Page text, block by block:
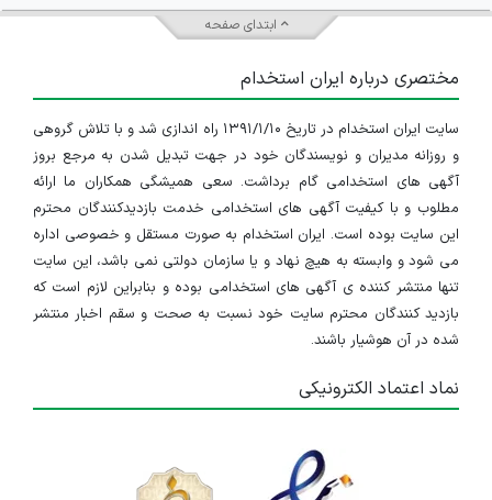
ابتدای صفحه
مختصری درباره ایران استخدام
سایت ایران استخدام در تاریخ ۱۳۹۱/۱/۱۰ راه اندازی شد و با تلاش گروهی
و روزانه مدیران و نویسندگان خود در جهت تبدیل شدن به مرجع بروز
آگهی های استخدامی گام برداشت. سعی همیشگی همکاران ما ارائه
مطلوب و با کیفیت آگهی های استخدامی خدمت بازدیدکنندگان محترم
این سایت بوده است. ایران استخدام به صورت مستقل و خصوصی اداره
می شود و وابسته به هیچ نهاد و یا سازمان دولتی نمی باشد، این سایت
تنها منتشر کننده ی آگهی های استخدامی بوده و بنابراین لازم است که
بازدید کنندگان محترم سایت خود نسبت به صحت و سقم اخبار منتشر
شده در آن هوشیار باشند.
نماد اعتماد الکترونیکی